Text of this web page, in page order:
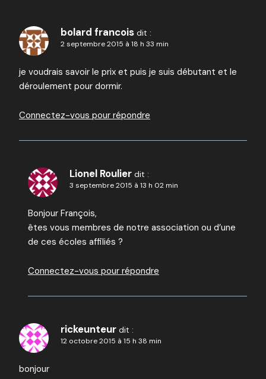
bolard francois dit :
2 septembre 2015 à 18 h 33 min
je voudrais savoir le prix et puis je suis débutant et le
déroulement pour dormir.
Connectez-vous pour répondre
Lionel Roulier dit :
3 septembre 2015 à 13 h 02 min
Bonjour François,
êtes vous membres de notre association ou d’une
de ces écoles affiliés ?
Connectez-vous pour répondre
rickeunteur dit :
12 octobre 2015 à 15 h 38 min
bonjour